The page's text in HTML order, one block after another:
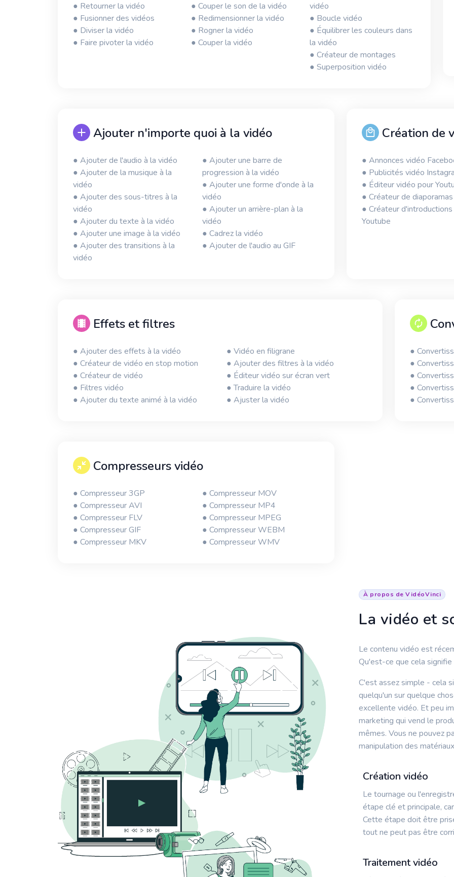
● Retourner la vidéo
● Fusionner des vidéos
● Diviser la vidéo
● Faire pivoter la vidéo
● Couper le son de la vidéo
● Redimensionner la vidéo
● Rogner la vidéo
● Couper la vidéo
vidéo
● Boucle vidéo
● Équilibrer les couleurs dans
la vidéo
● Créateur de montages
● Superposition vidéo
Ajouter n'importe quoi à la vidéo
● Ajouter de l'audio à la vidéo
● Ajouter de la musique à la
vidéo
● Ajouter des sous-titres à la
vidéo
● Ajouter du texte à la vidéo
● Ajouter une image à la vidéo
● Ajouter des transitions à la
vidéo
● Ajouter une barre de
progression à la vidéo
● Ajouter une forme d'onde à la
vidéo
● Ajouter un arrière-plan à la
vidéo
● Cadrez la vidéo
● Ajouter de l'audio au GIF
Création de
● Annonces vidéo
● Publicités vidéo
● Éditeur vidéo pour
● Créateur de diaporamas
● Créateur d'introductions
Youtube
Effets et filtres
● Ajouter des effets à la vidéo
● Créateur de vidéo en stop motion
● Créateur de vidéo
● Filtres vidéo
● Ajouter du texte animé à la vidéo
● Vidéo en filigrane
● Ajouter des filtres à la vidéo
● Éditeur vidéo sur écran vert
● Traduire la vidéo
● Ajuster la vidéo
●
●
●
●
●
Compresseurs vidéo
● Compresseur 3GP
● Compresseur AVI
● Compresseur FLV
● Compresseur GIF
● Compresseur MKV
● Compresseur MOV
● Compresseur MP4
● Compresseur MPEG
● Compresseur WEBM
● Compresseur WMV
À propos de VidéoVinci
La vidéo et
Le contenu vidéo est
Qu'est-ce que cela
C'est assez simple - cela
quelqu'un sur quelque
excellente vidéo. Et peu
marketing qui vend le
mêmes. Vous ne pouvez
manipulation des
Création vidéo
Le tournage ou
étape clé et principale,
Cette étape doit être
tout ne peut pas être
Traitement vidéo